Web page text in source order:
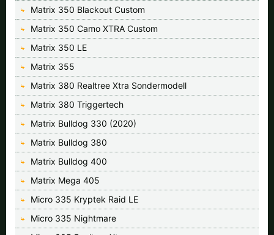
Matrix 350 Blackout Custom
Matrix 350 Camo XTRA Custom
Matrix 350 LE
Matrix 355
Matrix 380 Realtree Xtra Sondermodell
Matrix 380 Triggertech
Matrix Bulldog 330 (2020)
Matrix Bulldog 380
Matrix Bulldog 400
Matrix Mega 405
Micro 335 Kryptek Raid LE
Micro 335 Nightmare